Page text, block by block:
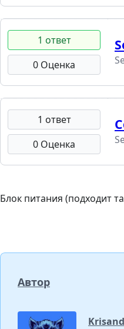
1 ответ
0 Оценка
1 ответ
0 Оценка
Блок питания (подходит
Автор